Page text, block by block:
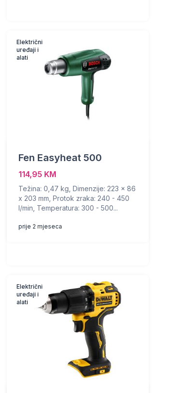
Električni
uređaji i
alati
Fen Easyheat 500
114,95 KM
Težina: 0,47 kg, Dimenzije: 223 x 86
x 203 mm, Protok zraka: 240 - 450
l/min, Temperatura: 300 - 500...
prije 2 mjeseca
Električni
uređaji i
alati